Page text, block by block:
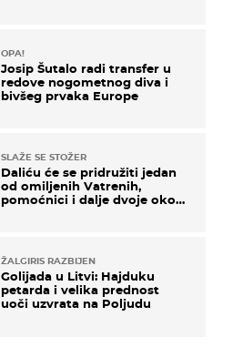
OPA!
Josip Šutalo radi transfer u
redove nogometnog diva i
bivšeg prvaka Europe
SLAŽE SE STOŽER
Daliću će se pridružiti jedan
od omiljenih Vatrenih,
pomoćnici i dalje dvoje oko
ŽALGIRIS RAZBIJEN
Golijada u Litvi: Hajduku
petarda i velika prednost
uoči uzvrata na Poljudu